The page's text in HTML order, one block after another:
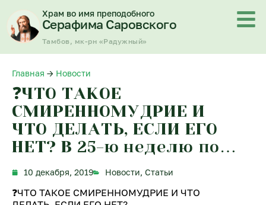
содержимому
Храм во имя преподобного
Серафима Саровского
Тамбов, мк-рн «Радужный»
Главная → Новости
❓ЧТО ТАКОЕ
СМИРЕННОМУДРИЕ И
ЧТО ДЕЛАТЬ, ЕСЛИ ЕГО
НЕТ? В 25-ю неделю по…
10 декабря, 2019 Новости, Статьи
❓ЧТО ТАКОЕ СМИРЕННОМУДРИЕ И ЧТО